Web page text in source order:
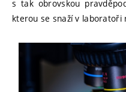
s tak obrovskou
kterou se snaží v laboratoři